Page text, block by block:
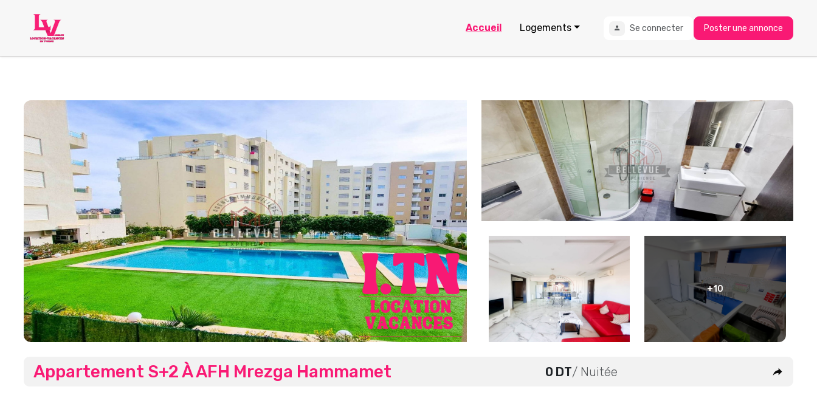
Accueil Logements Se connecter Poster une annonce
+10
Appartement S+2 À AFH Mrezga Hammamet 0 DT/ Nuitée